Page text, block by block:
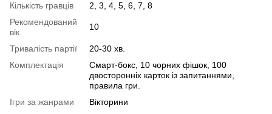
Кількість гравців
2, 3, 4, 5, 6, 7, 8
Рекомендований
вік
10
Тривалість партії
20-30 хв.
Комплектація
Смарт-бокс, 10 чорних фішок, 100
двосторонніх карток із запитаннями,
правила гри.
Ігри за жанрами
Вікторини